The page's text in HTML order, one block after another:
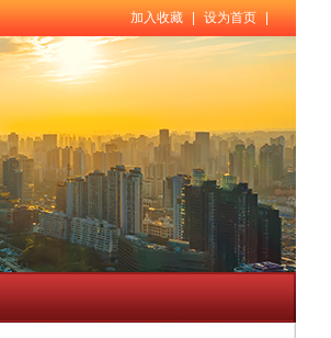
加入收藏 | 设为首页 |